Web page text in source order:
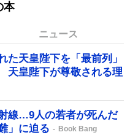
本
ニュース
た天皇陛下を「最前列」
皇陛下が尊敬される理
線…9人の若者が死んだ
」に迫る
Book Bang